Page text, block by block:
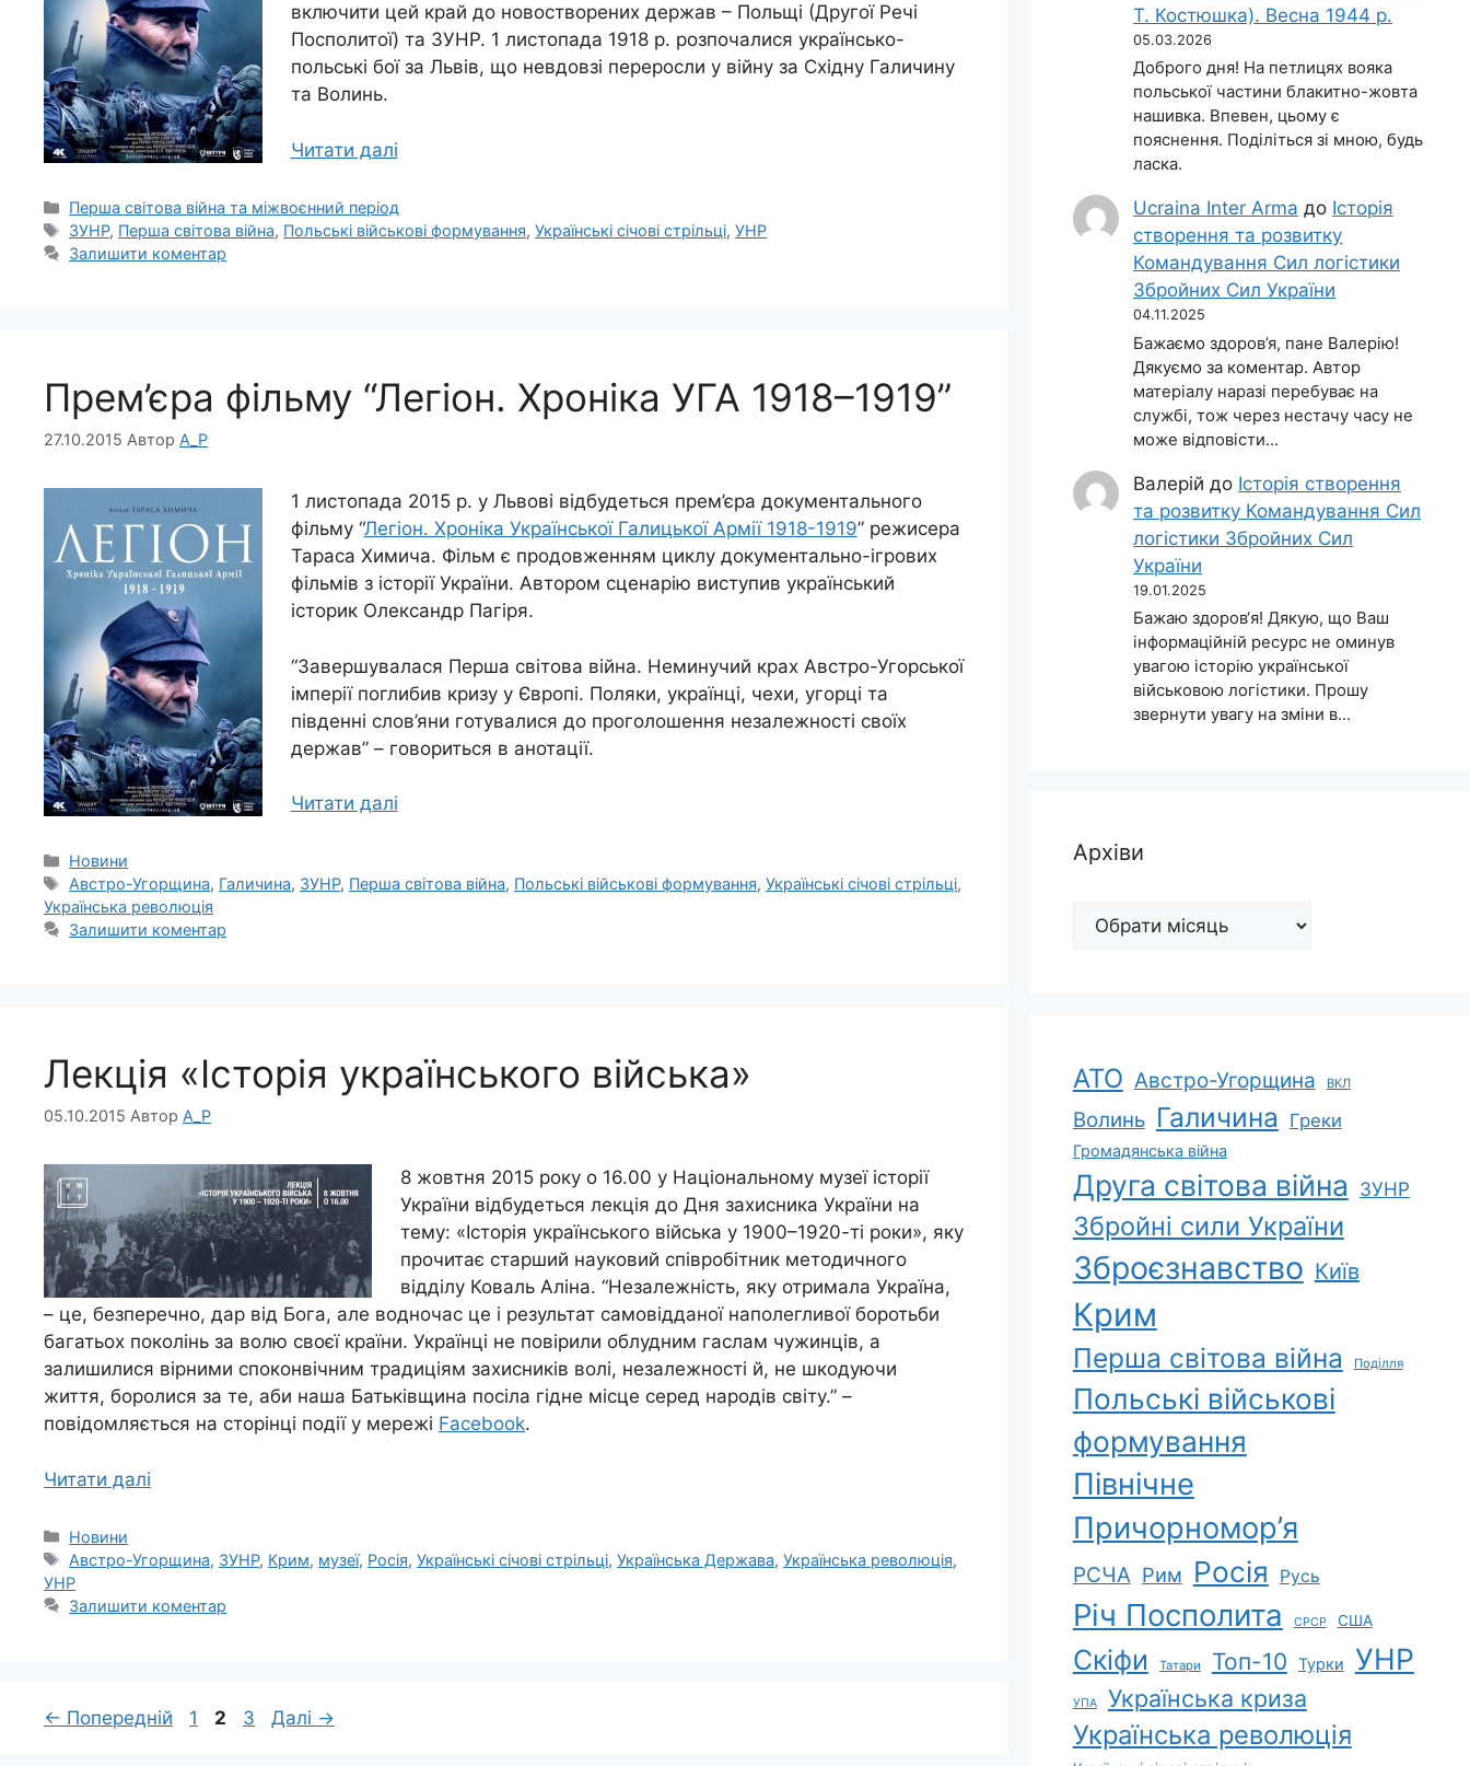
включити цей край до новостворених держав – Польщі (Другої Речі
Посполитої) та ЗУНР. 1 листопада 1918 р. розпочалися українсько-
польські бої за Львів, що невдовзі переросли у війну за Східну Галичину
та Волинь.
Читати далі
Категорії
Перша світова війна та міжвоєнний період
Позначки
ЗУНР, Перша світова війна, Польські військові формування,Українські січові стрільці,УНР
Залишити коментар
Прем’єра фільму “Легіон. Хроніка УГА 1918–1919”
27.10.2015 Автор A_P
1 листопада 2015 р. у Львові відбудеться прем’єра документального
фільму “Легіон. Хроніка Української Галицької Армії 1918-1919” режисера
Тараса Химича. Фільм є продовженням циклу документально-ігрових
фільмів з історії України. Автором сценарію виступив український
історик Олександр Пагіря.
“Завершувалася Перша світова війна. Неминучий крах Австро-Угорської
імперії поглибив кризу у Європі. Поляки, українці, чехи, угорці та
південні слов’яни готувалися до проголошення незалежності своїх
держав” – говориться в анотації.
Читати далі
Категорії
Новини
Позначки
Австро-Угорщина, Галичина, ЗУНР, Перша світова війна, Польські військові формування,Українські січові стрільці,
Українська революція
Залишити коментар
Лекція «Історія українського війська»
05.10.2015 Автор A_P
8 жовтня 2015 року о 16.00 у Національному музеї історії
України відбудеться лекція до Дня захисника України на
тему: «Історія українського війська у 1900–1920-ті роки», яку
прочитає старший науковий співробітник методичного
відділу Коваль Аліна. “Незалежність, яку отримала Україна,
– це, безперечно, дар від Бога, але водночас це і результат самовідданої наполегливої боротьби
багатьох поколінь за волю своєї країни. Українці не повірили облудним гаслам чужинців, а
залишилися вірними споконвічним традиціям захисників волі, незалежності й, не шкодуючи
життя, боролися за те, аби наша Батьківщина посіла гідне місце серед народів світу.” –
повідомляється на сторінці події у мережі Facebook.
Читати далі
Категорії
Новини
Позначки
Австро-Угорщина, ЗУНР, Крим, музеї, Росія,Українські січові стрільці,Українська Держава,Українська революція,
УНР
Залишити коментар
← Попередній Сторінка
1 Сторінка
2 Сторінка
3 Далі →
Т. Костюшка). Весна 1944 р.
05.03.2026
Доброго дня! На петлицях вояка
польської частини блакитно-жовта
нашивка. Впевен, цьому є
пояснення. Поділіться зі мною, будь
ласка.
Ucraina Inter Arma до Історія
створення та розвитку
Командування Сил логістики
Збройних Сил України
04.11.2025
Бажаємо здоров’я, пане Валерію!
Дякуємо за коментар. Автор
матеріалу наразі перебуває на
службі, тож через нестачу часу не
може відповісти…
Валерій до Історія створення
та розвитку Командування Сил
логістики Збройних Сил
України
19.01.2025
Бажаю здоров‘я! Дякую, що Ваш
інформаційній ресурс не оминув
увагою історію української
військовою логістики. Прошу
звернути увагу на зміни в…
Архіви
Архіви
АТО Австро-Угорщина ВКЛ
Волинь Галичина Греки
Громадянська війна
Друга світова війна ЗУНР
Збройні сили України
Зброєзнавство Київ
Крим
Перша світова війна Поділля
Польські військові
формування
Північне
Причорномор’я
РСЧА Рим Росія Русь
Річ Посполита СРСР США
Скіфи Татари Топ-10 Турки УНР
УПА Українська криза
Українська революція